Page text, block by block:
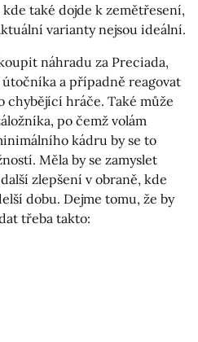
také dojde k zemětřesení,
varianty nejsou ideální.
náhradu za Preciada,
a případně reagovat
chybějící hráče. Také může
po čemž volám
kádru by se to
Měla by se zamyslet
zlepšení v obraně, kde
dobu. Dejme tomu, že by
třeba takto: